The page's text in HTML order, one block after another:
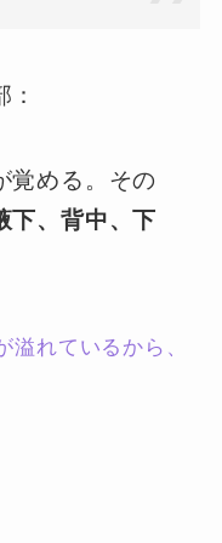
覚める。その
下、背中、下
溢れているから、